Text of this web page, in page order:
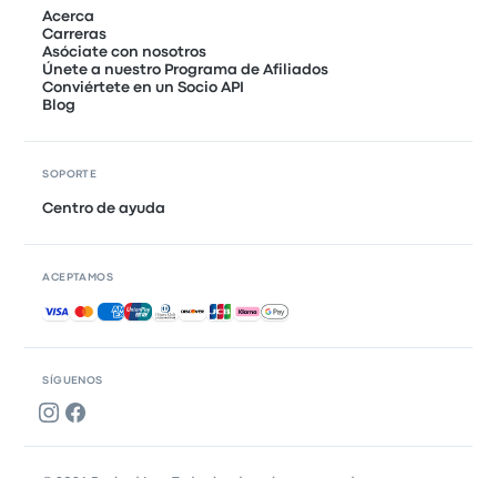
SÍGUENOS
Acerca
Carreras
Asóciate con nosotros
Únete a nuestro Programa de Afiliados
Conviértete en un Socio API
Blog
SOPORTE
Centro de ayuda
ACEPTAMOS
Pagos aceptados